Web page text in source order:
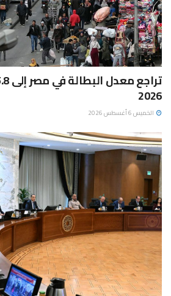
2026
الخميس 6 أغسطس 2026